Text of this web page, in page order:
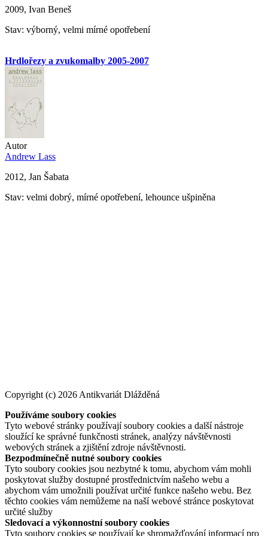
2009, Ivan Beneš
Stav: výborný, velmi mírné opotřebení
Hrdlořezy a zvukomalby 2005-2007
Autor
Andrew Lass
2012, Jan Šabata
Stav: velmi dobrý, mírné opotřebení, lehounce ušpiněna
Copyright (c) 2026 Antikvariát Dlážděná
Používáme soubory cookies
Tyto webové stránky používají soubory cookies a další nástroje
sloužící ke správné funkčnosti stránek, analýzy návštěvnosti
webových stránek a zjištění zdroje návštěvnosti.
Bezpodmínečně nutné soubory cookies
Tyto soubory cookies jsou nezbytné k tomu, abychom vám mohli
poskytovat služby dostupné prostřednictvím našeho webu a
abychom vám umožnili používat určité funkce našeho webu. Bez
těchto cookies vám nemůžeme na naší webové stránce poskytovat
určité služby
Sledovací a výkonnostní soubory cookies
Tyto soubory cookies se používají ke shromažďování informací pro